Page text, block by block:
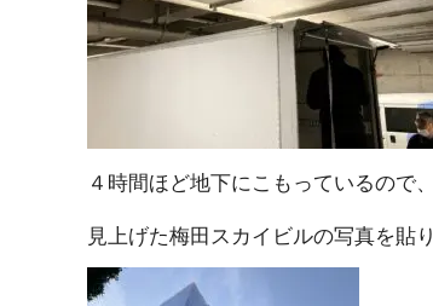
４時間ほど地下にこもっているので
見上げた梅田スカイビルの写真を貼